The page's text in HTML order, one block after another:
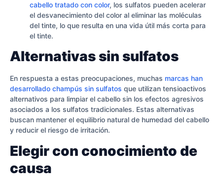
cabello tratado con color, los sulfatos pueden acelerar
el desvanecimiento del color al eliminar las moléculas
del tinte, lo que resulta en una vida útil más corta para
el tinte.
Alternativas sin sulfatos
En respuesta a estas preocupaciones, muchas marcas han
desarrollado champús sin sulfatos que utilizan tensioactivos
alternativos para limpiar el cabello sin los efectos agresivos
asociados a los sulfatos tradicionales. Estas alternativas
buscan mantener el equilibrio natural de humedad del cabello
y reducir el riesgo de irritación.
Elegir con conocimiento de
causa